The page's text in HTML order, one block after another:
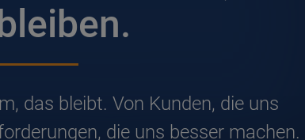
das bleibt. Von Kunden, die uns
die uns besser machen.